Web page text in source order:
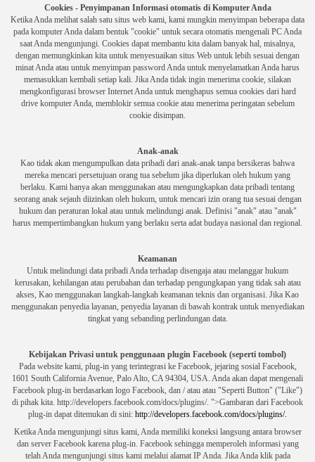
Cookies - Penyimpanan Informasi otomatis di Komputer Anda
Ketika Anda melihat salah satu situs web kami, kami mungkin menyimpan beberapa data
pada komputer Anda dalam bentuk "cookie" untuk secara otomatis mengenali PC Anda
saat Anda mengunjungi. Cookies dapat membantu kita dalam banyak hal, misalnya,
dengan memungkinkan kita untuk menyesuaikan situs Web untuk lebih sesuai dengan
minat Anda atau untuk menyimpan password Anda untuk menyelamatkan Anda harus
memasukkan kembali setiap kali. Jika Anda tidak ingin menerima cookie, silakan
mengkonfigurasi browser Internet Anda untuk menghapus semua cookies dari hard
drive komputer Anda, memblokir semua cookie atau menerima peringatan sebelum
cookie disimpan.
Anak-anak
Kao tidak akan mengumpulkan data pribadi dari anak-anak tanpa bersikeras bahwa
mereka mencari persetujuan orang tua sebelum jika diperlukan oleh hukum yang
berlaku. Kami hanya akan menggunakan atau mengungkapkan data pribadi tentang
seorang anak sejauh diizinkan oleh hukum, untuk mencari izin orang tua sesuai dengan
hukum dan peraturan lokal atau untuk melindungi anak. Definisi "anak" atau "anak"
harus mempertimbangkan hukum yang berlaku serta adat budaya nasional dan regional.
Keamanan
Untuk melindungi data pribadi Anda terhadap disengaja atau melanggar hukum
kerusakan, kehilangan atau perubahan dan terhadap pengungkapan yang tidak sah atau
akses, Kao menggunakan langkah-langkah keamanan teknis dan organisasi. Jika Kao
menggunakan penyedia layanan, penyedia layanan di bawah kontrak untuk menyediakan
tingkat yang sebanding perlindungan data.
Kebijakan Privasi untuk penggunaan plugin Facebook (seperti tombol)
Pada website kami, plug-in yang terintegrasi ke Facebook, jejaring sosial Facebook,
1601 South California Avenue, Palo Alto, CA 94304, USA. Anda akan dapat mengenali
Facebook plug-in berdasarkan logo Facebook, dan / atau atau "Seperti Button" ("Like")
di pihak kita. http://developers.facebook.com/docs/plugins/. ">Gambaran dari Facebook
plug-in dapat ditemukan di sini: http://developers.facebook.com/docs/plugins/.
Ketika Anda mengunjungi situs kami, Anda memiliki koneksi langsung antara browser
dan server Facebook karena plug-in. Facebook sehingga memperoleh informasi yang
telah Anda mengunjungi situs kami melalui alamat IP Anda. Jika Anda klik pada